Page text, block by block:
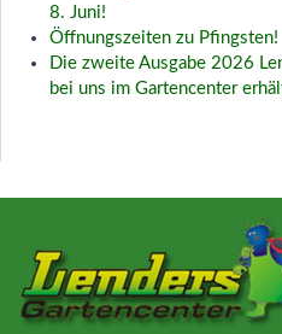
8. Juni!
Öffnungszeiten zu Pfingsten!
Die zweite Ausgabe 2026
bei uns im Gartencenter